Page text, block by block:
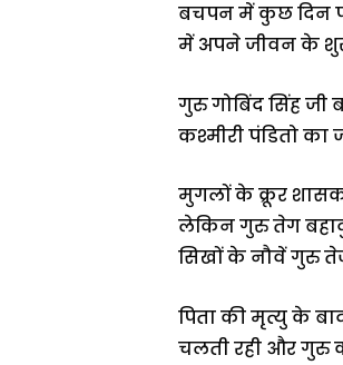
बचपन में कुछ दिन
में अपने जीवन के
गुरु गोबिंद सिंह जी
कश्मीरी पंडितो
मुगलों के क्रूर
लेकिन गुरु तेग
सिखों के नौवें गुरु
पिता की मृत्यु के
चलती रही और गुरु